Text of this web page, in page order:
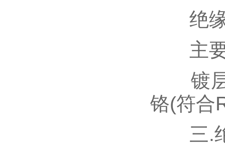
绝缘
主要
镀层
铬(符合
三.绝